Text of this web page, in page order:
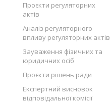
Проєкти регуляторних
актів
Аналіз регуляторного
впливу регуляторних актів
Зауваження фізичних та
юридичних осіб
Проєкти рішень ради
Експертний висновок
відповідальної комісії